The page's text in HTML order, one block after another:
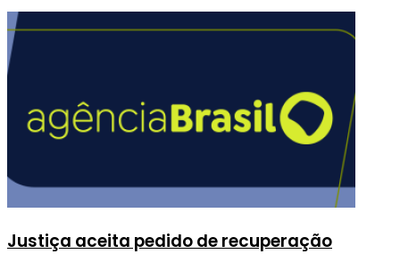
Justiça aceita pedido de recuperação